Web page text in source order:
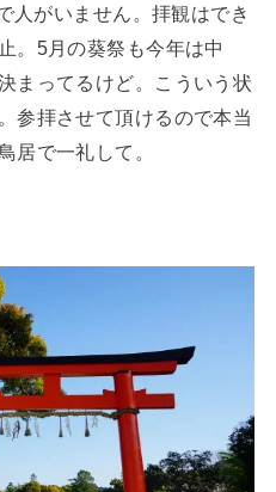
人がいません。拝観はでき
。5月の葵祭も今年は中
まってるけど。こういう状
参拝させて頂けるので本当
居で一礼して。